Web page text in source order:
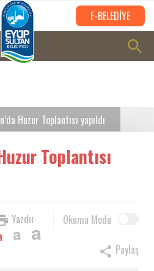
E-BELEDİYE
Huzur Toplantısı yapıldı
Toplantısı
Okuma Modu
Yazdır
a a
Paylaş